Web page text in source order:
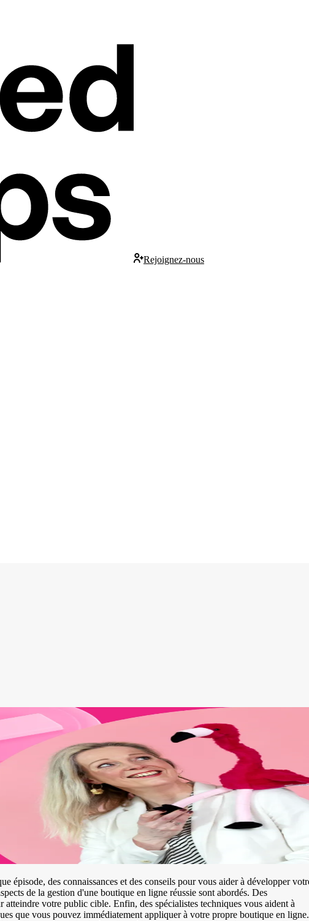
Rejoignez-nous
épisode, des connaissances et des conseils pour vous aider à développer
de la gestion d'une boutique en ligne réussie sont abordés. Des
atteindre votre public cible. Enfin, des spécialistes techniques vous aident à
que vous pouvez immédiatement appliquer à votre propre boutique en ligne.